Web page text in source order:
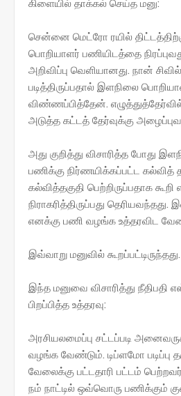
கிளையில் தாக்கல் செய்த மனு:
சென்னை மெட்ரோ ரயில்
பொறியாளர் பணியிடத்தை
அறிவிப்பு வெளியானது. நான்
படித்திருப்பதால் இளநிலை
விண்ணப்பித்தேன்.
அடுத்த கட்டத் தேர்வுக்கு
அது குறித்து விசாரித்த போது
பணிக்கு நிர்ணயிக்கப்பட்ட கல்வித்
கல்வித்தகுதி பெற்றிருப்பதாக
நிராகரித்திருப்பது
எனக்கு பணி வழங்க உத்தரவிட
இவ்வாறு மனுவில் கூறப்பட்டிருந்தது.
இந்த மனுவை விசாரித்து நீதிபதி
பிறப்பித்த உத்தரவு:
அரசியலமைப்பு சட்டப்படி
வழங்க வேண்டும். டிப்ளமோ படிப்பு
வேலைக்கு பட்டதாரி பட்டம்
நம் நாட்டில் ஒவ்வொரு பணிக்கும்